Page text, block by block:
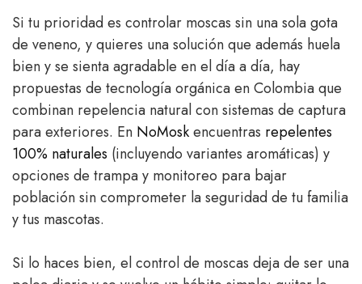
Si tu prioridad es controlar moscas sin una sola gota
de veneno, y quieres una solución que además huela
bien y se sienta agradable en el día a día, hay
propuestas de tecnología orgánica en Colombia que
combinan repelencia natural con sistemas de captura
para exteriores. En NoMoskencuentras repelentes
100% naturales (incluyendo variantes aromáticas) y
opciones de trampa y monitoreo para bajar
población sin comprometer la seguridad de tu familia
y tus mascotas.
Si lo haces bien, el control de moscas deja de ser una